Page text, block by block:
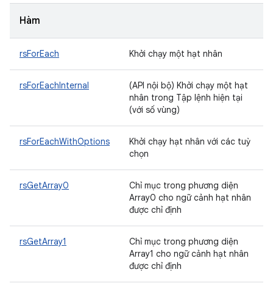
Hàm
rsForEach Khởi chạy một hạt nhân
rsForEachInternal
(API nội bộ) Khởi chạy một hạt
nhân trong Tập lệnh hiện tại
(với số vùng)
rsForEachWithOptions
Khởi chạy hạt nhân với các tuỳ
chọn
rsGetArray0
Chỉ mục trong phương diện
Array0 cho ngữ cảnh hạt nhân
được chỉ định
rsGetArray1
Chỉ mục trong phương diện
Array1 cho ngữ cảnh hạt nhân
được chỉ định